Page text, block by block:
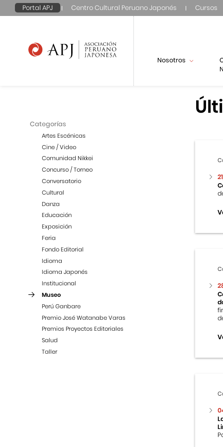
Portal APJ Centro Cultural Peruano Japonés Cursos
Nosotros
Categorías
Artes Escénicas
Cine / Video
Comunidad Nikkei
Concurso / Torneo
Conversatorio
Cultural
Danza
Educación
Exposición
Feria
Fondo Editorial
Idioma
Idioma Japonés
Institucional
Museo
Perú Ganbare
Premio José Watanabe Varas
Premios Proyectos Editoriales
Salud
Taller